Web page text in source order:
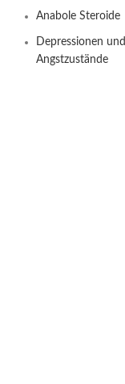
Anabole Steroide
Depressionen und
Angstzustände